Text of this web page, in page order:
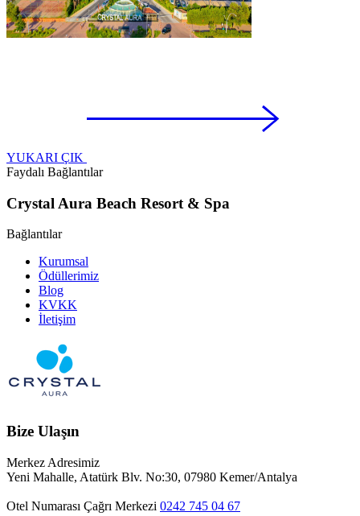
YUKARI ÇIK
Faydalı Bağlantılar
Crystal Aura Beach Resort & Spa
Bağlantılar
Kurumsal
Ödüllerimiz
Blog
KVKK
İletişim
Bize Ulaşın
Merkez Adresimiz
Yeni Mahalle, Atatürk Blv. No:30, 07980 Kemer/Antalya
Otel Numarası Çağrı Merkezi 0242 745 04 67